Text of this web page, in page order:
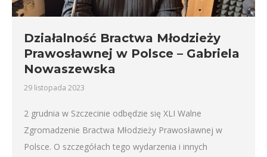
Działalność Bractwa Młodzieży
Prawosławnej w Polsce – Gabriela
Nowaszewska
29 listopada 2023
2 grudnia w Szczecinie odbędzie się XLI Walne
Zgromadzenie Bractwa Młodzieży Prawosławnej w
Polsce. O szczegółach tego wydarzenia i innych